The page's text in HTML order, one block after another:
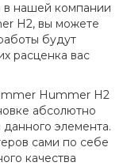
в нашей компании
H2, вы можете
будут
расценка вас
Hummer H2
абсолютно
данного элемента.
сами по себе
качества